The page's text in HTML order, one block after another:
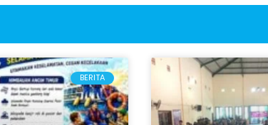
BERITA